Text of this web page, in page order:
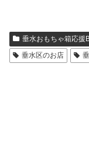
垂水おもちゃ箱応援
垂水区のお店